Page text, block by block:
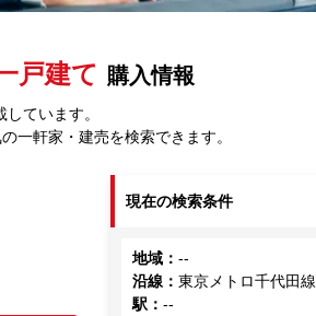
戸建て 購入情報
ています。
一軒家・建売を検索できます。
現在の検索条件
地域 ：--
沿線 ：東京メトロ千代田線
駅 ：--